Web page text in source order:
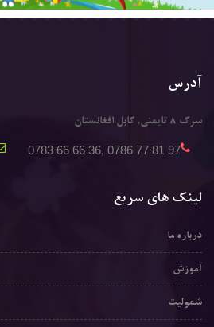
آدرس
سرک 8 تایمنی, کابل افغانستان
0783 66 66 36, 0786 77 81 97
لینک های سریع
درباره ما
آموزش
شمولیت